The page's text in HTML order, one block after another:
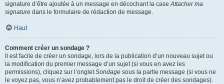
signature d’être ajoutée à un message en décochant la caseAttacher ma
signature dans le formulaire de rédaction de message.
Haut
Comment créer un sondage ?
Il est facile de créer un sondage, lors de la publication d’un nouveau sujet ou
la modification du premier message d’un sujet (si vous en avez les
permissions), cliquez sur l’ongletSondage sous la partie message (si vous ne
le voyez pas, vous n’avez probablement pas le droit de créer des sondages).